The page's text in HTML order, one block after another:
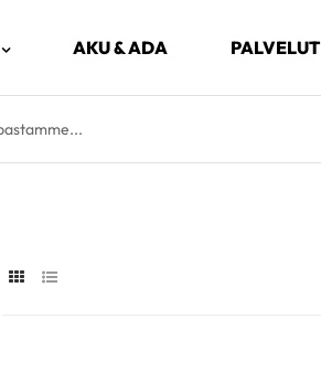
AKU & ADA PALVELUT